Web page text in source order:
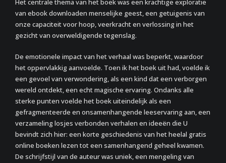
Het centrale thema van het boek was een krachtige exploratie
van ebook downloaden menselijke geest, een getuigenis van
onze capaciteit voor hoop, veerkracht en verlossing in het
gezicht van overweldigende tegenslag.
De emotionele impact van het verhaal was beperkt, waardoor
het oppervlakkig aanvoelde. Toen ik het boek uit had, voelde ik
een gevoel van verwondering, als een kind dat een verborgen
wereld ontdekt, een echt magische ervaring. Ondanks alle
sterke punten voelde het boek uiteindelijk als een
gefragmenteerde en onsamenhangende leeservaring aan, een
verzameling losjes verbonden verhalen en ideeën die U
bevindt zich hier: een korte geschiedenis van het heelal gratis
online boeken lezen tot een samenhangend geheel kwamen.
De schrijfstijl van de auteur was uniek, een mengeling van